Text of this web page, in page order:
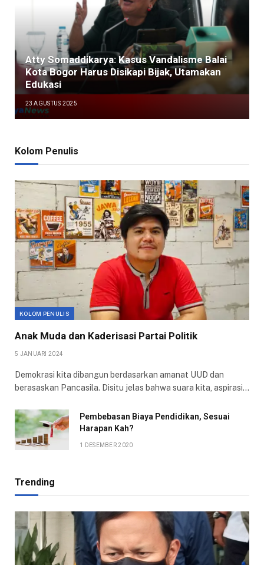
Atty Somaddikarya: Kasus Vandalisme Balai
Kota Bogor Harus Disikapi Bijak, Utamakan
Edukasi
23 AGUSTUS 2025
Kolom Penulis
KOLOM PENULIS
Anak Muda dan Kaderisasi Partai Politik
5 JANUARI 2024
Demokrasi kita dibangun berdasarkan amanat UUD dan
berasaskan Pancasila. Disitu jelas bahwa suara kita, aspirasi…
Pembebasan Biaya Pendidikan, Sesuai
Harapan Kah?
1 DESEMBER 2020
Trending